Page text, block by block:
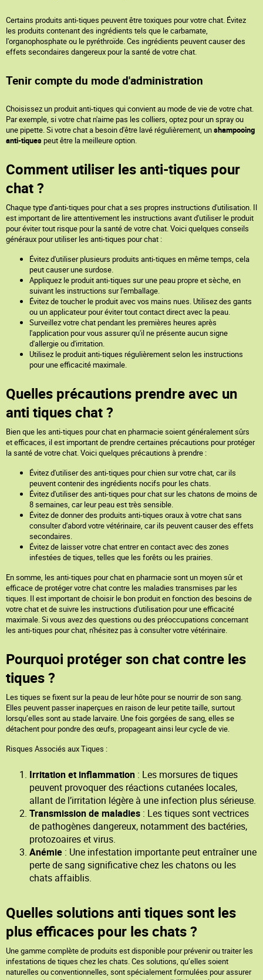
Certains produits anti-tiques peuvent être toxiques pour votre chat. Évitez
les produits contenant des ingrédients tels que le carbamate,
l'organophosphate ou le pyréthroïde. Ces ingrédients peuvent causer des
effets secondaires dangereux pour la santé de votre chat.
Tenir compte du mode d'administration
Choisissez un produit anti-tiques qui convient au mode de vie de votre chat.
Par exemple, si votre chat n'aime pas les colliers, optez pour un spray ou
une pipette. Si votre chat a besoin d'être lavé régulièrement, unshampooing
anti-tiquespeut être la meilleure option.
Comment utiliser les anti-tiques pour
chat ?
Chaque type d'anti-tiques pour chat a ses propres instructions d'utilisation. Il
est important de lire attentivement les instructions avant d'utiliser le produit
pour éviter tout risque pour la santé de votre chat. Voici quelques conseils
généraux pour utiliser les anti-tiques pour chat :
Évitez d'utiliser plusieurs produits anti-tiques en même temps, cela
peut causer une surdose.
Appliquez le produit anti-tiques sur une peau propre et sèche, en
suivant les instructions sur l'emballage.
Évitez de toucher le produit avec vos mains nues. Utilisez des gants
ou un applicateur pour éviter tout contact direct avec la peau.
Surveillez votre chat pendant les premières heures après
l'application pour vous assurer qu'il ne présente aucun signe
d'allergie ou d'irritation.
Utilisez le produit anti-tiques régulièrement selon les instructions
pour une efficacité maximale.
Quelles précautions prendre avec un
anti tiques chat ?
Bien que les anti-tiques pour chat en pharmacie soient généralement sûrs
et efficaces, il est important de prendre certaines précautions pour protéger
la santé de votre chat. Voici quelques précautions à prendre :
Évitez d'utiliser des anti-tiques pour chien sur votre chat, car ils
peuvent contenir des ingrédients nocifs pour les chats.
Évitez d'utiliser des anti-tiques pour chat sur les chatons de moins de
8 semaines, car leur peau est très sensible.
Évitez de donner des produits anti-tiques oraux à votre chat sans
consulter d'abord votre vétérinaire, car ils peuvent causer des effets
secondaires.
Évitez de laisser votre chat entrer en contact avec des zones
infestées de tiques, telles que les forêts ou les prairies.
En somme, les anti-tiques pour chat en pharmacie sont un moyen sûr et
efficace de protéger votre chat contre les maladies transmises par les
tiques. Il est important de choisir le bon produit en fonction des besoins de
votre chat et de suivre les instructions d'utilisation pour une efficacité
maximale. Si vous avez des questions ou des préoccupations concernant
les anti-tiques pour chat, n'hésitez pas à consulter votre vétérinaire.
Pourquoi protéger son chat contre les
tiques ?
Les tiques se fixent sur la peau de leur hôte pour se nourrir de son sang.
Elles peuvent passer inaperçues en raison de leur petite taille, surtout
lorsqu’elles sont au stade larvaire. Une fois gorgées de sang, elles se
détachent pour pondre des œufs, propageant ainsi leur cycle de vie.
Risques Associés aux Tiques :
Irritation et inflammation : Les morsures de tiques
peuvent provoquer des réactions cutanées locales,
allant de l’irritation légère à une infection plus sérieuse.
Transmission de maladies : Les tiques sont vectrices
de pathogènes dangereux, notamment des bactéries,
protozoaires et virus.
Anémie : Une infestation importante peut entraîner une
perte de sang significative chez les chatons ou les
chats affaiblis.
Quelles solutions anti tiques sont les
plus efficaces pour les chats ?
Une gamme complète de produits est disponible pour prévenir ou traiter les
infestations de tiques chez les chats. Ces solutions, qu’elles soient
naturelles ou conventionnelles, sont spécialement formulées pour assurer